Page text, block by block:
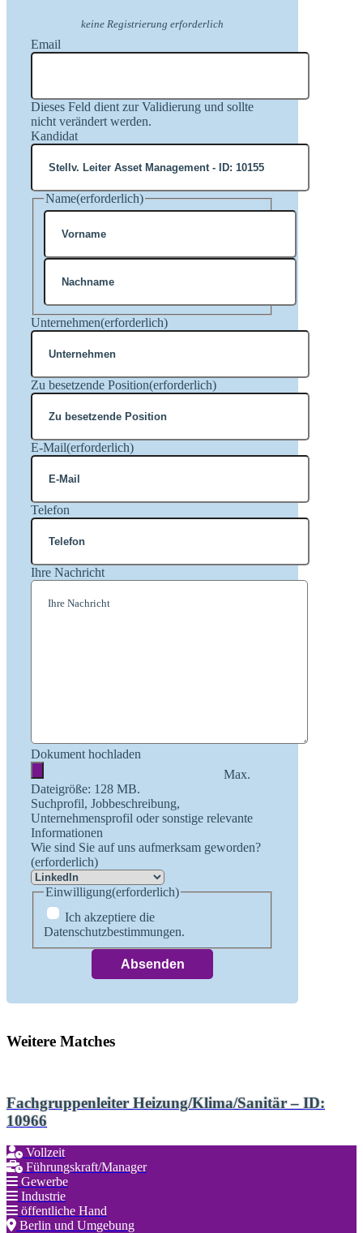
keine Registrierung erforderlich
Email
Dieses Feld dient zur Validierung und sollte
nicht verändert werden.
Kandidat
Name(erforderlich)
Vorname
Nachname
Unternehmen(erforderlich)
Zu besetzende Position(erforderlich)
E-Mail(erforderlich)
Telefon
Ihre Nachricht
Dokument hochladen
Max.
Dateigröße: 128 MB.
Suchprofil, Jobbeschreibung,
Unternehmensprofil oder sonstige relevante
Informationen
Wie sind Sie auf uns aufmerksam geworden?
(erforderlich)
Einwilligung(erforderlich)
Ich akzeptiere die
Datenschutzbestimmungen.
Weitere Matches
Fachgruppenleiter Heizung/Klima/Sanitär – ID:
10966
Vollzeit
Führungskraft/Manager
Gewerbe
Industrie
öffentliche Hand
Berlin und Umgebung